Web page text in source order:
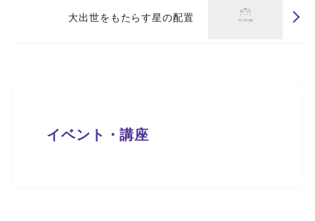
大出世をもたらす星の配置
イベント・講座